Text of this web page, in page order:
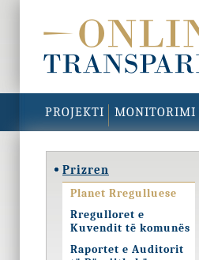
PROJEKTI MONITORIMI
Prizren
Planet Rregulluese
Rregulloret e
Kuvendit të komunës
Raportet e Auditorit